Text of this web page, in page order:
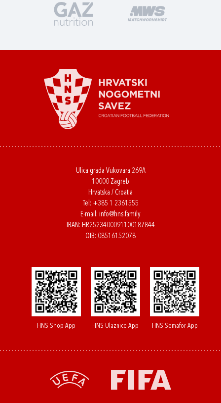
Ulica grada Vukovara 269A
10000 Zagreb
Hrvatska / Croatia
Tel: +385 1 2361555
E-mail: info@hns.family
IBAN: HR2523400091100187844
OIB: 08516152078
HNS Shop App HNS Ulaznice App HNS Semafor App